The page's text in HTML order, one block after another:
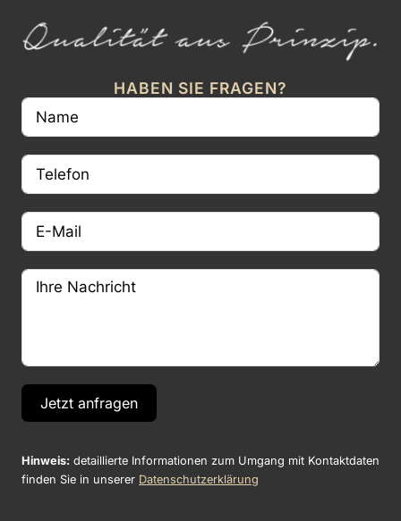
HABEN SIE FRAGEN?
Jetzt anfragen
Hinweis: detaillierte Informationen zum Umgang mit Kontaktdaten
finden Sie in unserer Datenschutzerklärung